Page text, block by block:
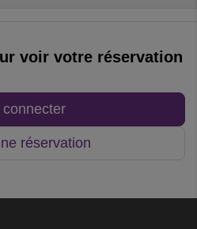
voir votre réservation
connecter
réservation